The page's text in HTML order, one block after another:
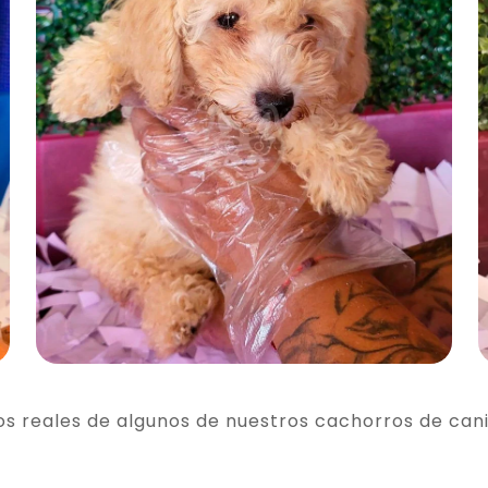
reales de algunos de nuestros cachorros de